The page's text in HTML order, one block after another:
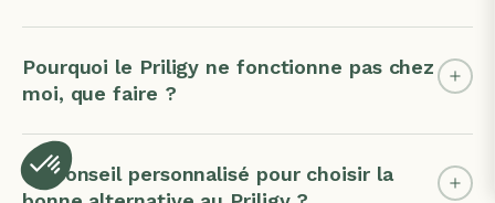
Pourquoi le Priligy ne fonctionne pas chez
moi, que faire ?
Un conseil personnalisé pour choisir la